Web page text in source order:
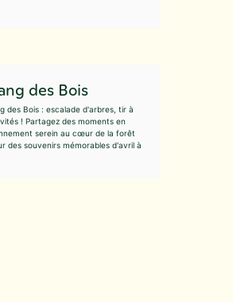
des Bois
des Bois : escalade d'arbres, tir à
! Partagez des moments en
serein au cœur de la forêt
des souvenirs mémorables d'avril à